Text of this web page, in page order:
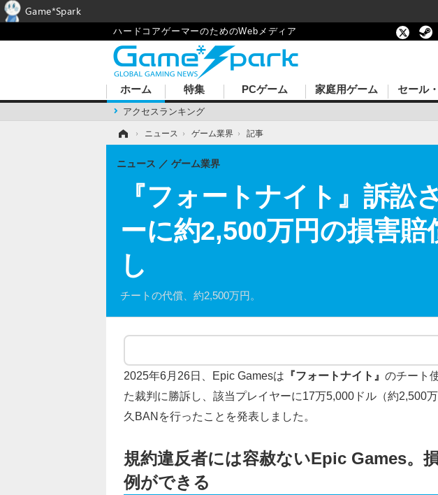
ハードコアゲーマーのためのWebメディア
ホーム
アクセスランキング
特集 PCゲーム 家庭用ゲーム セール
› ニュース › ゲーム業界 › 記事
『フォートナイト』訴訟
ーに約2,500万円の損害
し
チートの代償、約2,500万円。
ニュース ゲーム業界
2025年6月26日、Epic Gamesは 『フォートナイト』 のチート
た裁判に勝訴し、該当プレイヤーに17万5,000ドル（約2,500
久BANを行ったことを発表しました。
規約違反者には容赦ないEpic Games。
例ができる
Game*Spark